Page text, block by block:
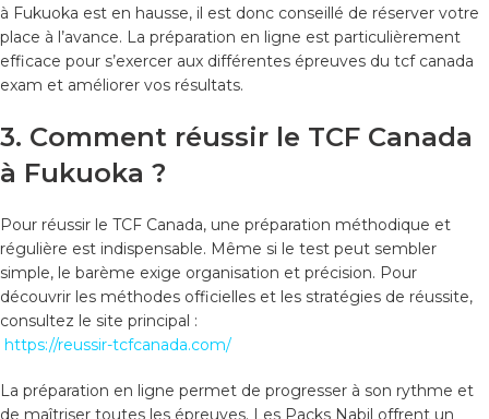
à Fukuoka est en hausse, il est donc conseillé de réserver votre
place à l’avance. La préparation en ligne est particulièrement
efficace pour s’exercer aux différentes épreuves du tcf canada
exam et améliorer vos résultats.
3. Comment réussir le TCF Canada
à Fukuoka ?
Pour réussir le TCF Canada, une préparation méthodique et
régulière est indispensable. Même si le test peut sembler
simple, le barème exige organisation et précision. Pour
découvrir les méthodes officielles et les stratégies de réussite,
consultez le site principal :
https://reussir-tcfcanada.com/
La préparation en ligne permet de progresser à son rythme et
de maîtriser toutes les épreuves. Les Packs Nabil offrent un